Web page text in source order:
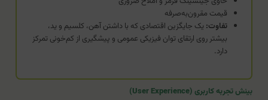
قیمت مقرون‌به‌صرفه
تفاوت: یک جایگزین اقتصادی که با داشتن آهن، کلسیم و ید،
بیشتر روی ارتقای توان فیزیکی عمومی و پیشگیری از کم‌خونی تمرکز
دارد.
بینش تجربه کاربری (User Experience)